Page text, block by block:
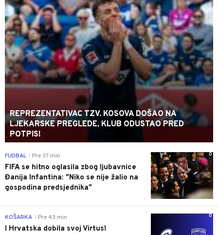
REPREZENTATIVAC TZV. KOSOVA DOŠAO NA
LJEKARSKE PREGLEDE, KLUB ODUSTAO PRED
POTPIS!
0
FUDBAL Pre 37 min
FIFA se hitno oglasila zbog ljubavnice
Đanija Infantina: "Niko se nije žalio na
gospodina predsjednika"
0
KOŠARKA Pre 43 min
I Hrvatska dobila svoj Virtus!